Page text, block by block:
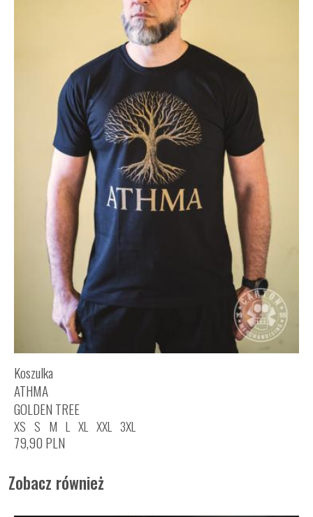
Koszulka
ATHMA
GOLDEN TREE
XS S M L XL XXL 3XL
79,90 PLN
Zobacz również